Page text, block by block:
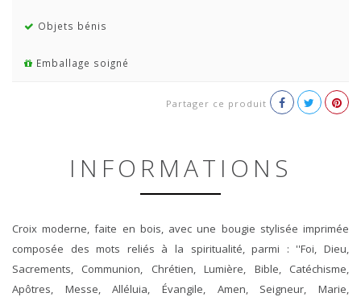
Objets bénis
Emballage soigné
Partager ce produit
INFORMATIONS
Croix moderne, faite en bois, avec une bougie stylisée imprimée
composée des mots reliés à la spiritualité, parmi : ''Foi, Dieu,
Sacrements, Communion, Chrétien, Lumière, Bible, Catéchisme,
Apôtres, Messe, Alléluia, Évangile, Amen, Seigneur, Marie,